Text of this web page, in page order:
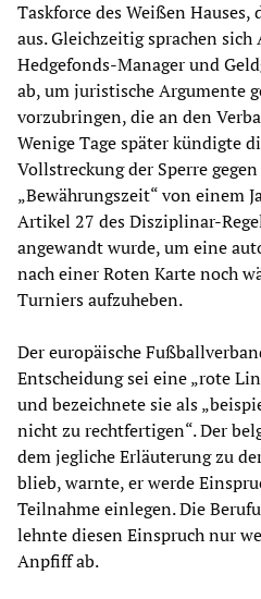
Taskforce des Weißen
aus. Gleichzeitig sprachen
Hedgefonds-Manager und
ab, um juristische Argumente
vorzubringen, die an den
Wenige Tage später kündigte
Vollstreckung der Sperre
„Bewährungszeit“ von einem
Artikel 27 des Disziplinar-
angewandt wurde, um eine
nach einer Roten Karte noch
Turniers aufzuheben.
Der europäische
Entscheidung sei eine „rote
und bezeichnete sie als
nicht zu rechtfertigen“. Der
dem jegliche Erläuterung zu
blieb, warnte, er werde
Teilnahme einlegen. Die
lehnte diesen Einspruch nur
Anpfiff ab.